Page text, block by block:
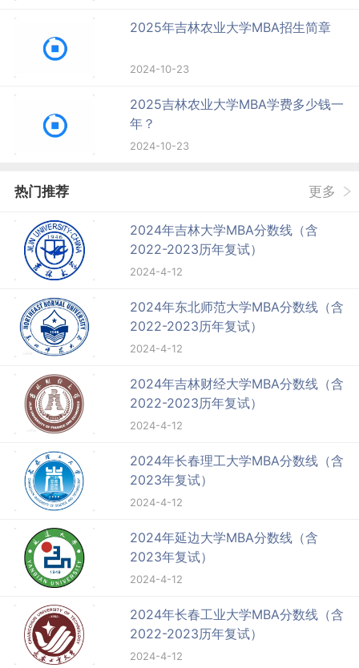
2025年吉林农业大学MBA招生简章
2024-10-23
2025吉林农业大学MBA学费多少钱一
年？
2024-10-23
热门推荐 更多
2024年吉林大学MBA分数线（含
2022-2023历年复试）
2024-4-12
2024年东北师范大学MBA分数线（含
2022-2023历年复试）
2024-4-12
2024年吉林财经大学MBA分数线（含
2022-2023历年复试）
2024-4-12
2024年长春理工大学MBA分数线（含
2023年复试）
2024-4-12
2024年延边大学MBA分数线（含
2023年复试）
2024-4-12
2024年长春工业大学MBA分数线（含
2022-2023历年复试）
2024-4-12